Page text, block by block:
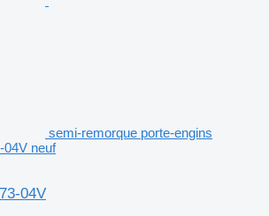
semi-remorque porte-engins
04V neuf
04V